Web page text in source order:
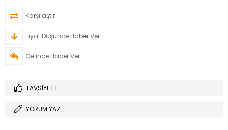
Karşılaştır
Fiyat Düşünce Haber Ver
Gelince Haber Ver
TAVSIYE ET
YORUM YAZ